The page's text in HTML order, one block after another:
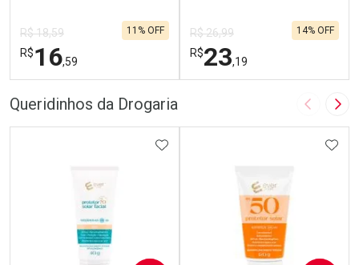
R$ 18,59
R$16,59
11% OFF
R$ 26,99
R$23,19
14% OFF
Queridinhos da Drogaria Imagem
ADICIONAR AOS FAVORITOS